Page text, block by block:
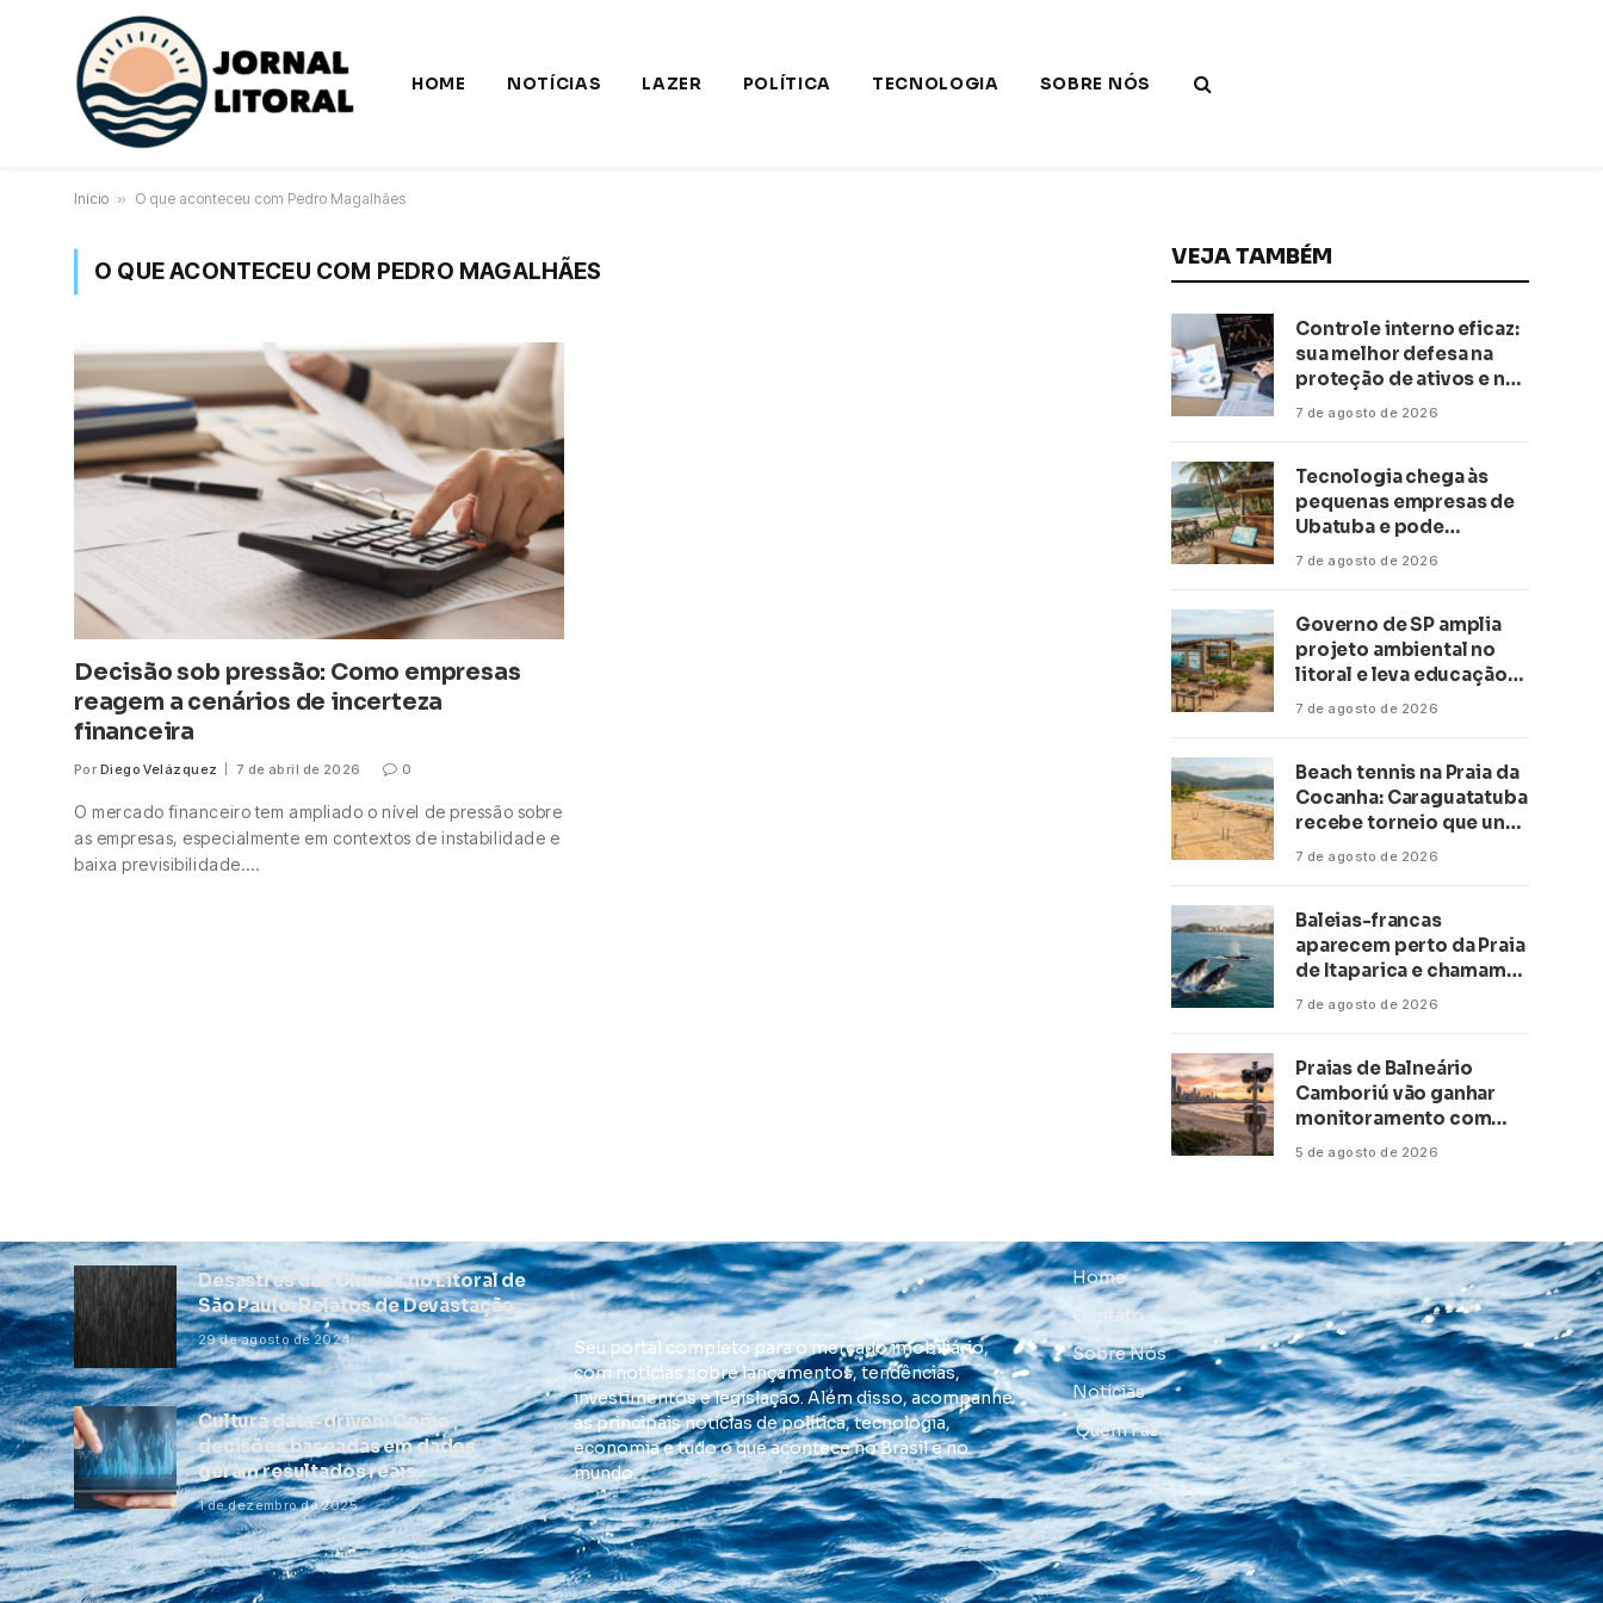
HOME NOTÍCIAS LAZER POLÍTICA TECNOLOGIA SOBRE NÓS
Início » O que aconteceu com Pedro Magalhães
O QUE ACONTECEU COM PEDRO MAGALHÃES
Decisão sob pressão: Como empresas
reagem a cenários de incerteza
financeira
Por Diego Velázquez 7 de abril de 2026 0
O mercado financeiro tem ampliado o nível de pressão sobre
as empresas, especialmente em contextos de instabilidade e
baixa previsibilidade.…
VEJA TAMBÉM
Controle interno eficaz:
sua melhor defesa na
proteção de ativos e na
saúde financeira!
7 de agosto de 2026
Tecnologia chega às
pequenas empresas de
Ubatuba e pode
transformar negócios
7 de agosto de 2026
Governo de SP amplia
projeto ambiental no
litoral e leva educação
climática a escolas de 16
7 de agosto de 2026
Beach tennis na Praia da
Cocanha: Caraguatatuba
recebe torneio que une
esporte, lazer e mar
7 de agosto de 2026
Baleias-francas
aparecem perto da Praia
de Itaparica e chamam
atenção no litoral do
7 de agosto de 2026
Praias de Balneário
Camboriú vão ganhar
monitoramento com
inteligência artificial
5 de agosto de 2026
Desastres das Chuvas no Litoral de
São Paulo: Relatos de Devastação
29 de agosto de 2024
Cultura data-driven: Como
decisões baseadas em dados
geram resultados reais
1 de dezembro de 2025
Seu portal completo para o mercado imobiliário,
com notícias sobre lançamentos, tendências,
investimentos e legislação. Além disso, acompanhe
as principais notícias de política, tecnologia,
economia e tudo o que acontece no Brasil e no
mundo.
Home
Contato
Sobre Nós
Notícias
Quem Faz